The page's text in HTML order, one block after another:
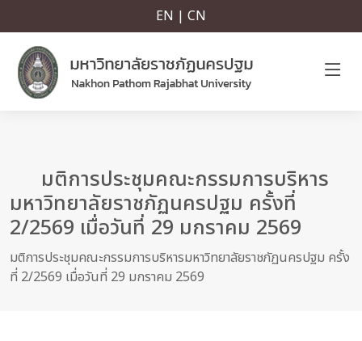
EN | CN
มติการประชุมคณะกรรมการบริหาร
มหาวิทยาลัยราชภัฏนครปฐม ครั้งที่
2/2569 เมื่อวันที่ 29 มกราคม 2569
มติการประชุมคณะกรรมการบริหารมหาวิทยาลัยราชภัฏนครปฐม ครั้ง
ที่ 2/2569 เมื่อวันที่ 29 มกราคม 2569